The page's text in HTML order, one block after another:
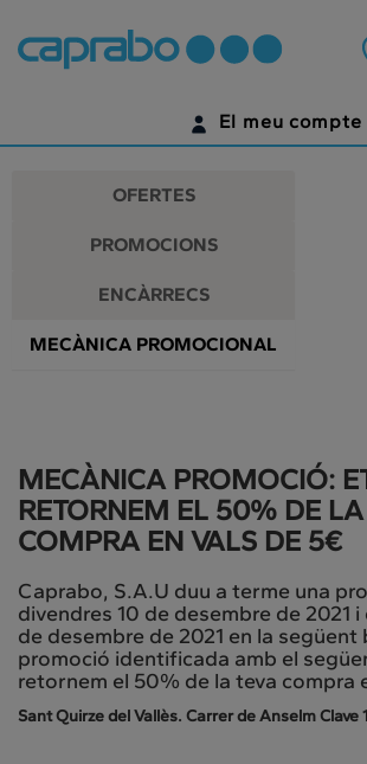
Promocions
descomptes
als
nostres
supermercats
contingut
pàgina
El meu compte
ENCARA NO TENS UN
OFERTES
PROMOCIONS
ENCÀRRECS
MECÀNICA PROMOCIONAL
MECÀNICA PROMOCIÓ:
RETORNEM EL 50% DE
COMPRA EN VALS DE 5€
Caprabo, S.A.U duu a terme una
divendres 10 de desembre de 2021 i
de desembre de 2021 en la següent
promoció identificada amb el
retornem el 50% de la teva compra
Sant Quirze del Vallès. Carrer de Anselm Clave